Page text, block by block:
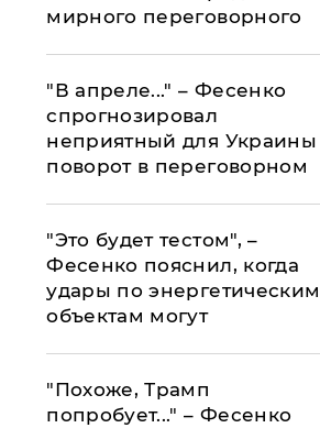
мирного переговорного
"В апреле..." – Фесенко
спрогнозировал
неприятный для Украины
поворот в переговорном
"Это будет тестом", –
Фесенко пояснил, когда
удары по энергетическим
объектам могут
"Похоже, Трамп
попробует..." – Фесенко